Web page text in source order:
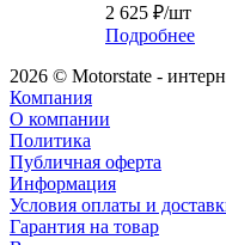
2 625 ₽/шт
Подробнее
2026 © Motorstate -
Компания
О компании
Политика
Публичная оферта
Информация
Условия оплаты и
Гарантия на товар